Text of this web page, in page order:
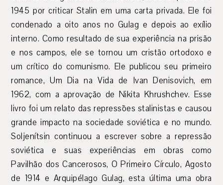
1945 por criticar Stalin em uma carta privada. Ele foi
condenado a oito anos no Gulag e depois ao exílio
interno. Como resultado de sua experiência na prisão
e nos campos, ele se tornou um cristão ortodoxo e
um crítico do comunismo. Ele publicou seu primeiro
romance, Um Dia na Vida de Ivan Denisovich, em
1962, com a aprovação de Nikita Khrushchev. Esse
livro foi um relato das repressões stalinistas e causou
grande impacto na sociedade soviética e no mundo.
Soljenítsin continuou a escrever sobre a repressão
soviética e suas experiências em obras como
Pavilhão dos Cancerosos, O Primeiro Círculo, Agosto
de 1914 e Arquipélago Gulag, esta última uma obra